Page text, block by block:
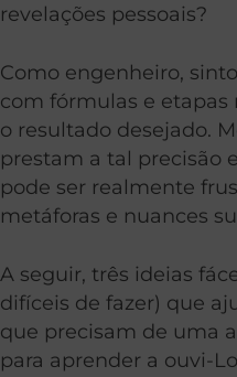
revelações pessoais?
Como engenheiro,
com fórmulas e etapas
o resultado desejado.
prestam a tal precisão
pode ser realmente
metáforas e nuances
A seguir, três ideias
difíceis de fazer) que
que precisam de uma
para aprender a ouvi-